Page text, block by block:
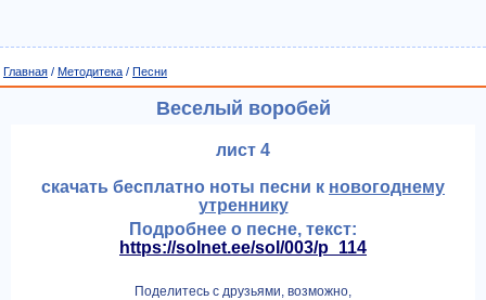
Главная / Методитека / Песни
Веселый воробей
лист 4
скачать бесплатно ноты песни к новогоднему
утреннику
Подробнее о песне, текст:
https://solnet.ee/sol/003/p_114
Поделитесь с друзьями, возможно,